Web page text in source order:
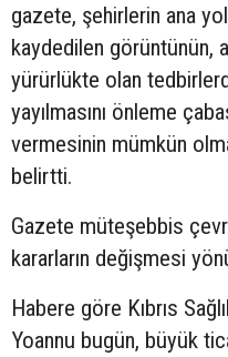
gazete, şehirlerin ana
kaydedilen görüntünün,
yürürlükte olan
yayılmasını önleme
vermesinin mümkün
belirtti.
Gazete müteşebbis
kararların değişmesi
Habere göre Kıbrıs
Yoannu bugün, büyük